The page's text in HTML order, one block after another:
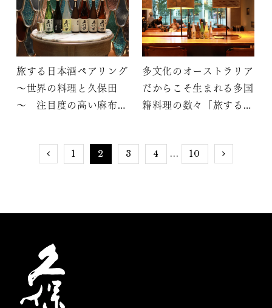
旅する日本酒ペアリング
～世界の料理と久保田
～ 注目度の高い麻布台
多文化のオーストラリア
だからこそ生まれる多国
籍料理の数々「旅する日
1 2 3 4 ... 10